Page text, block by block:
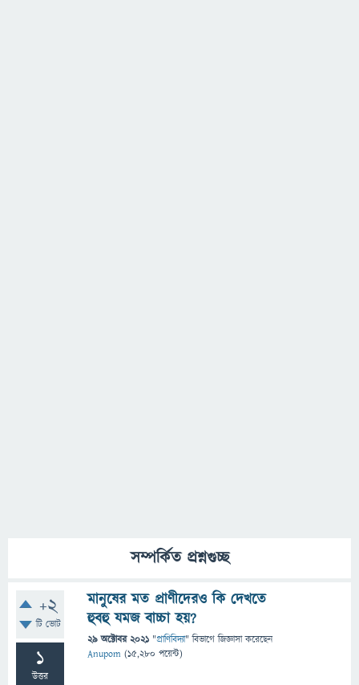
সম্পর্কিত প্রশ্নগুচ্ছ
+2
টি ভোট
1
উত্তর
মানুষের মত প্রাণীদেরও কি দেখতে
হুবহু যমজ বাচ্চা হয়?
29 অক্টোবর 2021 "প্রাণিবিদ্যা" বিভাগে জিজ্ঞাসাকরেছেন
Anupom (15,280 পয়েন্ট)